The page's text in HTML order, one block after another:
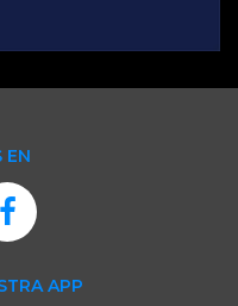
EN
APP